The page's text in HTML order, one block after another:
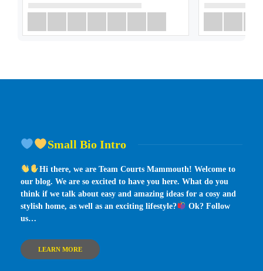
Small Bio Intro
Hi there, we are Team Courts Mammouth! Welcome to
our blog. We are so excited to have you here. What do you
think if we talk about easy and amazing ideas for a cosy and
stylish home, as well as an exciting lifestyle?
Ok? Follow
us…
LEARN MORE